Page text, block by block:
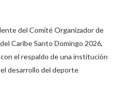
del Comité Organizador de
Caribe Santo Domingo 2026,
el respaldo de una institución
desarrollo del deporte